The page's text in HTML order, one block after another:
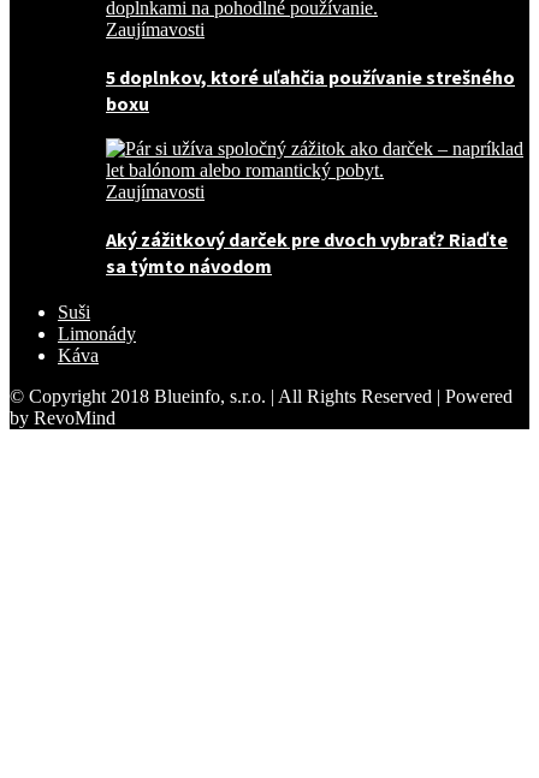
Zaujímavosti
5 doplnkov, ktoré uľahčia používanie strešného
boxu
Zaujímavosti
Aký zážitkový darček pre dvoch vybrať? Riaďte
sa týmto návodom
Suši
Limonády
Káva
© Copyright 2018 Blueinfo, s.r.o. | All Rights Reserved | Powered
by RevoMind